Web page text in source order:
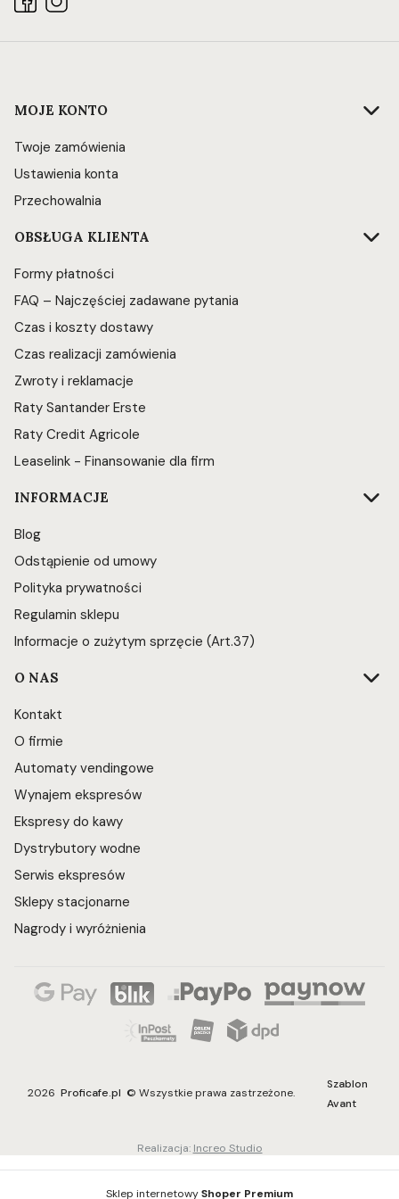
Linki w stopce
MOJE KONTO
Twoje zamówienia
Ustawienia konta
Przechowalnia
OBSŁUGA KLIENTA
Formy płatności
FAQ – Najczęściej zadawane pytania
Czas i koszty dostawy
Czas realizacji zamówienia
Zwroty i reklamacje
Raty Santander Erste
Raty Credit Agricole
Leaselink - Finansowanie dla firm
INFORMACJE
Blog
Odstąpienie od umowy
Polityka prywatności
Regulamin sklepu
Informacje o zużytym sprzęcie (Art.37)
O NAS
Kontakt
O firmie
Automaty vendingowe
Wynajem ekspresów
Ekspresy do kawy
Dystrybutory wodne
Serwis ekspresów
Sklepy stacjonarne
Nagrody i wyróżnienia
2026 Proficafe.pl © Wszystkie prawa zastrzeżone.
Szablon
Avant
Realizacja: Increo Studio
Sklep internetowyShoper Premium